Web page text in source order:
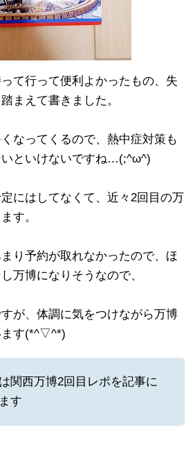
て行って便利よかったもの、失
まえて書きました。
なってくるので、熱中症対策も
いといけないですね…(;^ω^)
にはしてなくて、近々2回目の万
す。
り予約が取れなかったので、ほ
万博になりそうなので、
が、体調に気をつけながら万博
ます(*^▽^*)
関西万博2回目レポを記事に
す